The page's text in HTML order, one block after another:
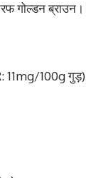
ब्राउन।
11mg/100g